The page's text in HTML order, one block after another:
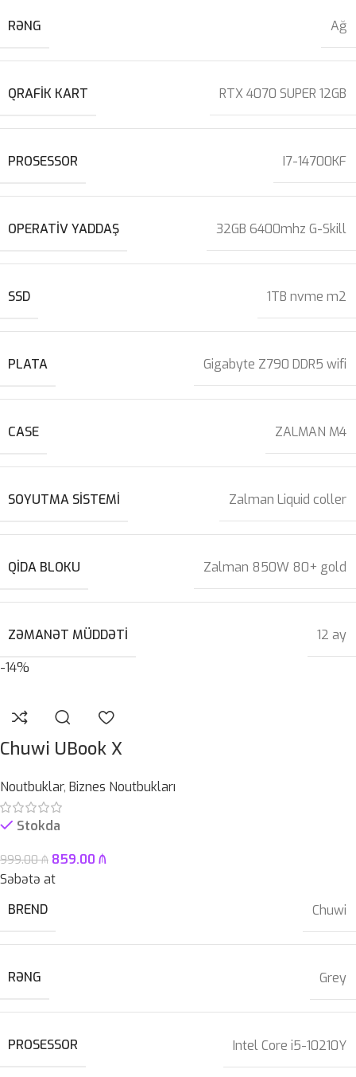
RƏNG Ağ
QRAFIK KART RTX 4070 SUPER 12GB
PROSESSOR I7-14700KF
OPERATIV YADDAŞ 32GB 6400mhz G-Skill
SSD 1TB nvme m2
PLATA Gigabyte Z790 DDR5 wifi
CASE ZALMAN M4
SOYUTMA SISTEMI Zalman Liquid coller
QIDA BLOKU Zalman 850W 80+ gold
ZƏMANƏT MÜDDƏTI
12 ay
-14%
Chuwi UBook X
Noutbuklar, Biznes Noutbukları
Stokda
999.00₼ 859.00 ₼
Səbətə at
BREND
Chuwi
RƏNG Grey
PROSESSOR Intel Core i5-10210Y